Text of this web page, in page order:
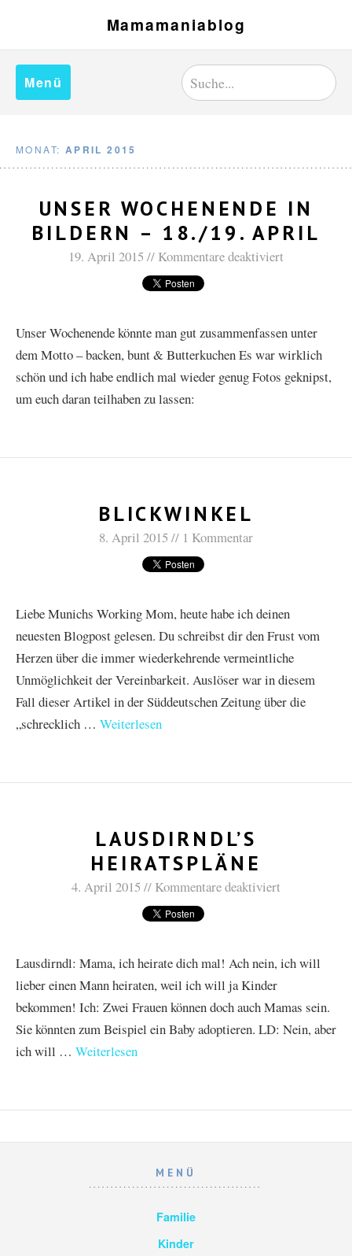
Mamamaniablog
Menü
MONAT: APRIL 2015
UNSER WOCHENENDE IN
BILDERN – 18./19. APRIL
19. April 2015 Kommentare deaktiviert
Unser Wochenende könnte man gut zusammenfassen unter
dem Motto – backen, bunt & Butterkuchen Es war wirklich
schön und ich habe endlich mal wieder genug Fotos geknipst,
um euch daran teilhaben zu lassen:
BLICKWINKEL
8. April 2015 1 Kommentar
Liebe Munichs Working Mom, heute habe ich deinen
neuesten Blogpost gelesen. Du schreibst dir den Frust vom
Herzen über die immer wiederkehrende vermeintliche
Unmöglichkeit der Vereinbarkeit. Auslöser war in diesem
Fall dieser Artikel in der Süddeutschen Zeitung über die
„schrecklich … Weiterlesen
LAUSDIRNDL’S
HEIRATSPLÄNE
4. April 2015 Kommentare deaktiviert
Lausdirndl: Mama, ich heirate dich mal! Ach nein, ich will
lieber einen Mann heiraten, weil ich will ja Kinder
bekommen! Ich: Zwei Frauen können doch auch Mamas sein.
Sie könnten zum Beispiel ein Baby adoptieren. LD: Nein, aber
ich will … Weiterlesen
MENÜ
Familie
Kinder